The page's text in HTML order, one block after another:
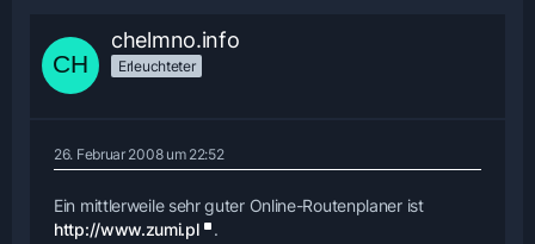
chelmno.info
Erleuchteter
26. Februar 2008 um 22:52
Ein mittlerweile sehr guter Online-Routenplaner ist
http://www.zumi.pl
.